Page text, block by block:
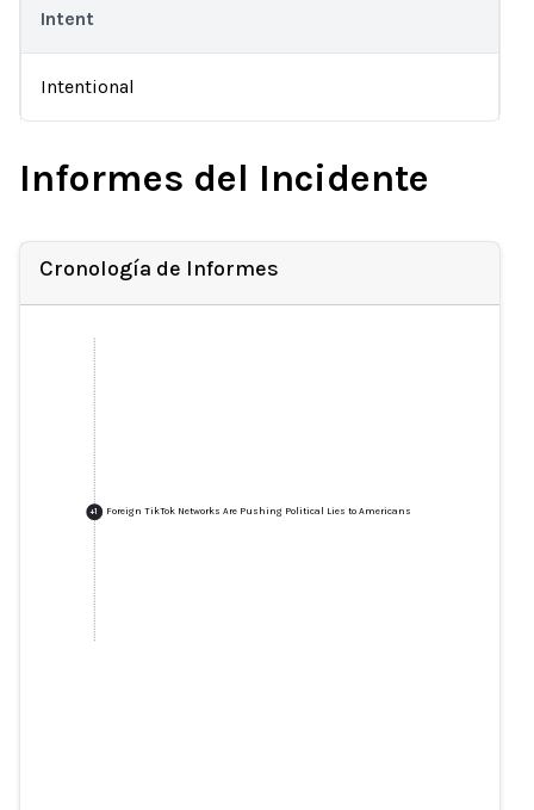
Intent
Intentional
Informes del Incidente
Cronología de Informes
+1 Foreign TikTok Networks Are Pushing Political Lies to Americans